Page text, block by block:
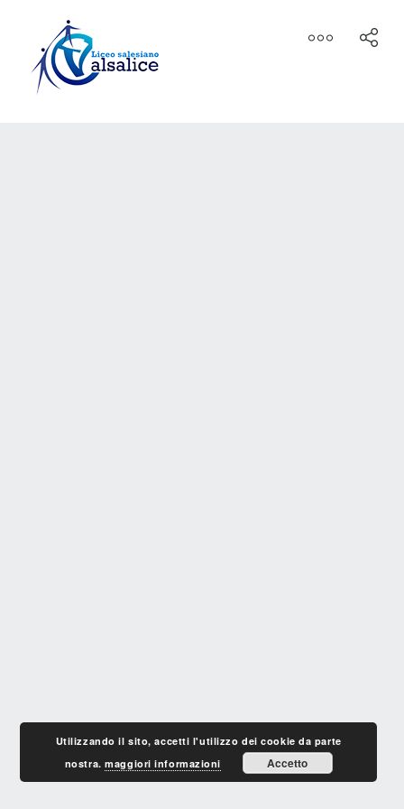
Utilizzando il sito, accetti l'utilizzo dei cookie da parte
nostra.maggiori informazioni Accetto